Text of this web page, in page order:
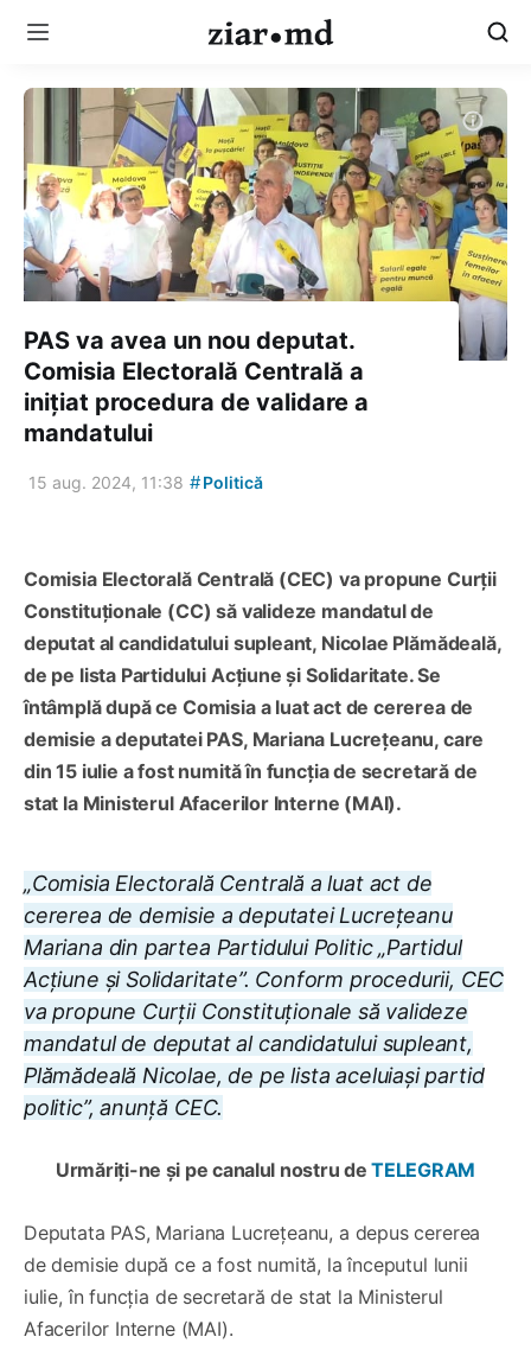
PAS va avea un nou deputat.
Comisia Electorală Centrală a
inițiat procedura de validare a
mandatului
15 aug. 2024, 11:38 #Politică
Comisia Electorală Centrală (CEC) va propune Curții
Constituționale (CC) să valideze mandatul de
deputat al candidatului supleant, Nicolae Plămădeală,
de pe lista Partidului Acțiune și Solidaritate. Se
întâmplă după ce Comisia a luat act de cererea de
demisie a deputatei PAS, Mariana Lucrețeanu, care
din 15 iulie a fost numită în funcția de secretară de
stat la Ministerul Afacerilor Interne (MAI).
„Comisia Electorală Centrală a luat act de
cererea de demisie a deputatei Lucrețeanu
Mariana din partea Partidului Politic „Partidul
Acțiune și Solidaritate”. Conform procedurii, CEC
va propune Curții Constituționale să valideze
mandatul de deputat al candidatului supleant,
Plămădeală Nicolae, de pe lista aceluiași partid
politic”, anunță CEC.
Urmăriți-ne și pe canalul nostru deTELEGRAM
Deputata PAS, Mariana Lucrețeanu, a depus cererea
de demisie după ce a fost numită, la începutul lunii
iulie, în funcția de secretară de stat la Ministerul
Afacerilor Interne (MAI).